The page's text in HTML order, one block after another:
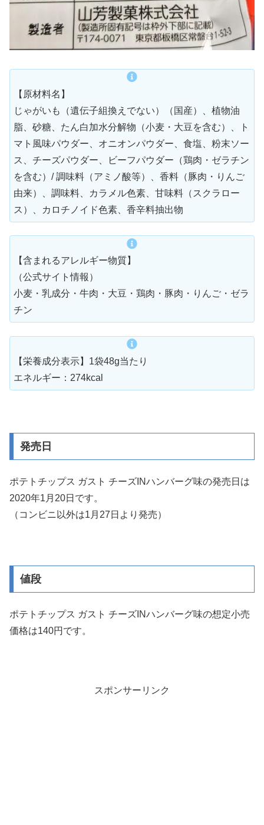
【原材料名】
じゃがいも（遺伝子組換えでない）（国産）、植物油
脂、砂糖、たん白加水分解物（小麦・大豆を含む）、ト
マト風味パウダー、オニオンパウダー、食塩、粉末ソー
ス、チーズパウダー、ビーフパウダー（鶏肉・ゼラチン
を含む）/ 調味料（アミノ酸等）、香料（豚肉・りんご
由来）、調味料、カラメル色素、甘味料（スクラロー
ス）、カロチノイド色素、香辛料抽出物
【含まれるアレルギー物質】
（公式サイト情報）
小麦・乳成分・牛肉・大豆・鶏肉・豚肉・りんご・ゼラ
チン
【栄養成分表示】1袋48g当たり
エネルギー：274kcal
発売日
ポテトチップス ガスト チーズINハンバーグ味の発売日は
2020年1月20日です。
（コンビニ以外は1月27日より発売）
値段
ポテトチップス ガスト チーズINハンバーグ味の想定小売
価格は140円です。
スポンサーリンク